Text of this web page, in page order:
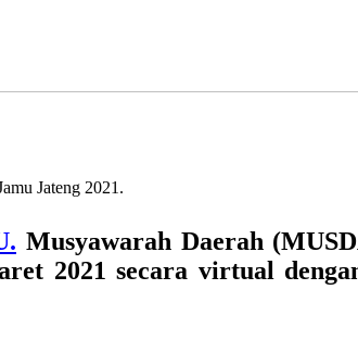
Jateng 2021.
Musyawarah Daerah
2021 secara virtual